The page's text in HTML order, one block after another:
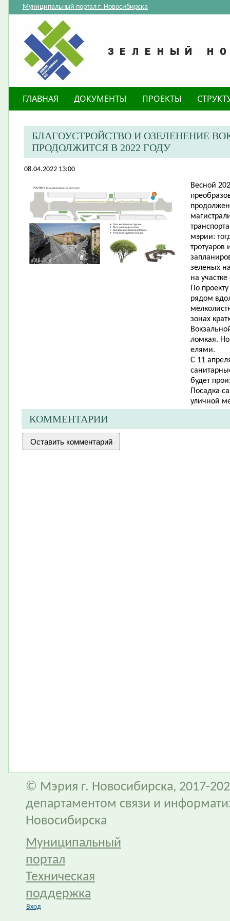
Муниципальный портал г. Новосибирска
ГЛАВНАЯ ДОКУМЕНТЫ ПРОЕКТЫ
БЛАГОУСТРОЙСТВО И ОЗЕЛЕНЕНИЕ
ПРОДОЛЖИТСЯ В 2022 ГОДУ
08.04.2022 13:00
​Весной
мэрии:
тротуаров
зеленых
на
По
рядом
зонах
ломкая.
елями.
С 11
будет
Посадка
уличной
КОММЕНТАРИИ
© Мэрия г. Новосибирска, 2017-
департаментом связи и
Новосибирска
Муниципальный
портал
Техническая
поддержка
Вход